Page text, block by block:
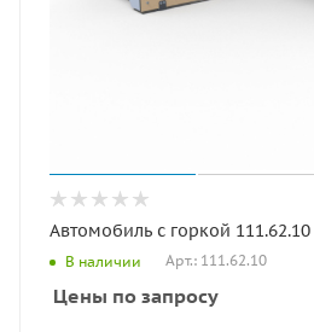
Автомобиль с горкой 111.62.10
В наличии Арт.: 111.62.10
Цены по запросу